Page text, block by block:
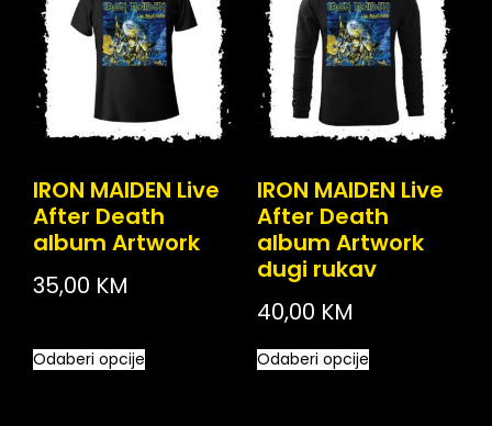
IRON MAIDEN Live
After Death
album Artwork
35,00 KM
Odaberi opcije
IRON MAIDEN Live
After Death
album Artwork
dugi rukav
40,00 KM
Odaberi opcije